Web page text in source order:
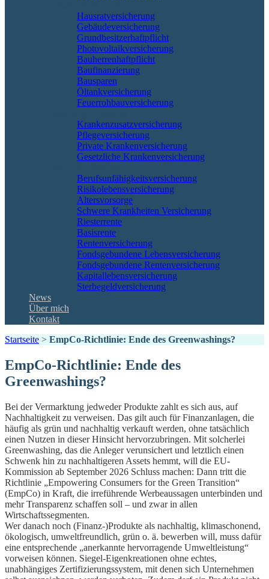
Hausratversicherung
Gebäudeversicherung
Grundbesitzerhaftpflicht
Photovoltaikversicherung
Bauherrenhaftpflicht
Baufinanzierung
Bausparen
Öltankversicherung
Feuerrohbauversicherung
Krankenzusatzversicherung
Pflegeversicherung
Private Krankenversicherung
Gesetzliche Krankenversicherung
Berufs­unfähigkeitsversicherung
Risikolebensversicherung
Altersvorsorge
Schwere Krankheiten Versicherung
Riesterrente
Basisrente
Rentenversicherung
Fondsgebundene Lebensversicherung
Fondsgebundene Rentenversicherung
Kapitallebensversicherung
Sterbegeldversicherung
News
Über mich
Kontakt
Startseite > EmpCo-Richtlinie: Ende des Greenwashings?
EmpCo-Richtlinie: Ende des
Greenwashings?
Bei der Vermarktung jedweder Produkte zahlt es sich aus, auf
Nachhaltigkeit zu verweisen. Das gilt auch für Finanzanlagen, die
häufig als grün und nachhaltig verkauft werden, ohne tatsächlich
einen Nutzen in dieser Hinsicht hervorzubringen. Mit solcherlei
Greenwashing, das die Anleger verunsichert und letztlich einen
Schwenk hin zu nachhaltigeren Assets hemmt, will die EU-
Kommission ab September 2026 Schluss machen: Dann tritt die
Richtlinie „Empowering Consumers for the Green Transition“
(EmpCo) in Kraft, die irreführende Werbeaussagen unterbinden und
mehr Transparenz schaffen soll – und zwar in allen
Wirtschaftssegmenten.
Wer danach noch (Finanz-)Produkte als nachhaltig, klimaschonend,
ökologisch, umweltfreundlich, grün o. ä. bewerben will, muss dafür
eine entsprechende „anerkannte hervorragende Umweltleistung“
vorweisen können. Siegel-Eigenkreationen ohne echtes,
unabhängiges Zertifizierungssystem, mit denen sich Unternehmen